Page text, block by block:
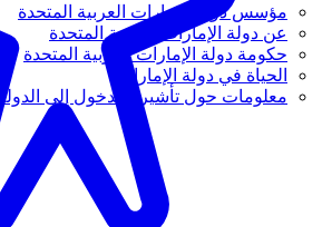
مؤسس دولة الإمارات العربية المتحدة
عن دولة الإمارات العربية المتحدة
حكومة دولة الإمارات العربية المتحدة
الحياة في دولة الإمارات
معلومات حول تأشيرة الدخول إلى الدولة